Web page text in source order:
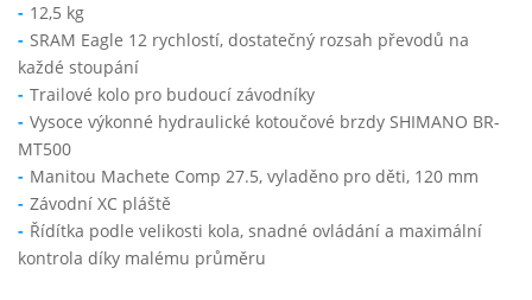
12,5 kg
SRAM Eagle 12 rychlostí, dostatečný rozsah převodů na
každé stoupání
Trailové kolo pro budoucí závodníky
Vysoce výkonné hydraulické kotoučové brzdy SHIMANO BR-
MT500
Manitou Machete Comp 27.5, vyladěno pro děti, 120 mm
Závodní XC pláště
Řídítka podle velikosti kola, snadné ovládání a maximální
kontrola díky malému průměru